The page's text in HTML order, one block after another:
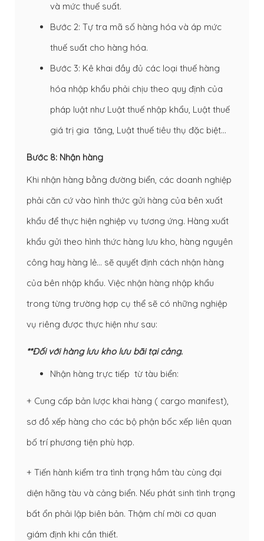
và mức thuế suất.
Bước 2: Tự tra mã số hàng hóa và áp mức
thuế suất cho hàng hóa.
Bước 3: Kê khai đầy đủ các loại thuế hàng
hóa nhập khẩu phải chịu theo quy định của
pháp luật như Luật thuế nhập khẩu, Luật thuế
giá trị gia tăng, Luật thuế tiêu thụ đặc biệt…
Bước 8: Nhận hàng
Khi nhận hàng bằng đường biển, các doanh nghiệp
phải căn cứ vào hình thức gửi hàng của bên xuất
khẩu để thực hiện nghiệp vụ tương ứng. Hàng xuất
khẩu gửi theo hình thức hàng lưu kho, hàng nguyên
công hay hàng lẻ… sẽ quyết định cách nhận hàng
của bên nhập khẩu. Việc nhận hàng nhập khẩu
trong từng trường hợp cụ thể sẽ có những nghiệp
vụ riêng được thực hiện như sau:
**Đối với hàng lưu kho lưu bãi tại cảng.
Nhận hàng trực tiếp từ tàu biển:
+ Cung cấp bản lược khai hàng ( cargo manifest),
sơ đồ xếp hàng cho các bộ phận bốc xếp liên quan
bố trí phương tiện phù hợp.
+ Tiến hành kiểm tra tình trạng hầm tàu cùng đại
diện hãng tàu và cảng biển. Nếu phát sinh tình trạng
bất ổn phải lập biên bản. Thậm chí mời cơ quan
giám định khi cần thiết.